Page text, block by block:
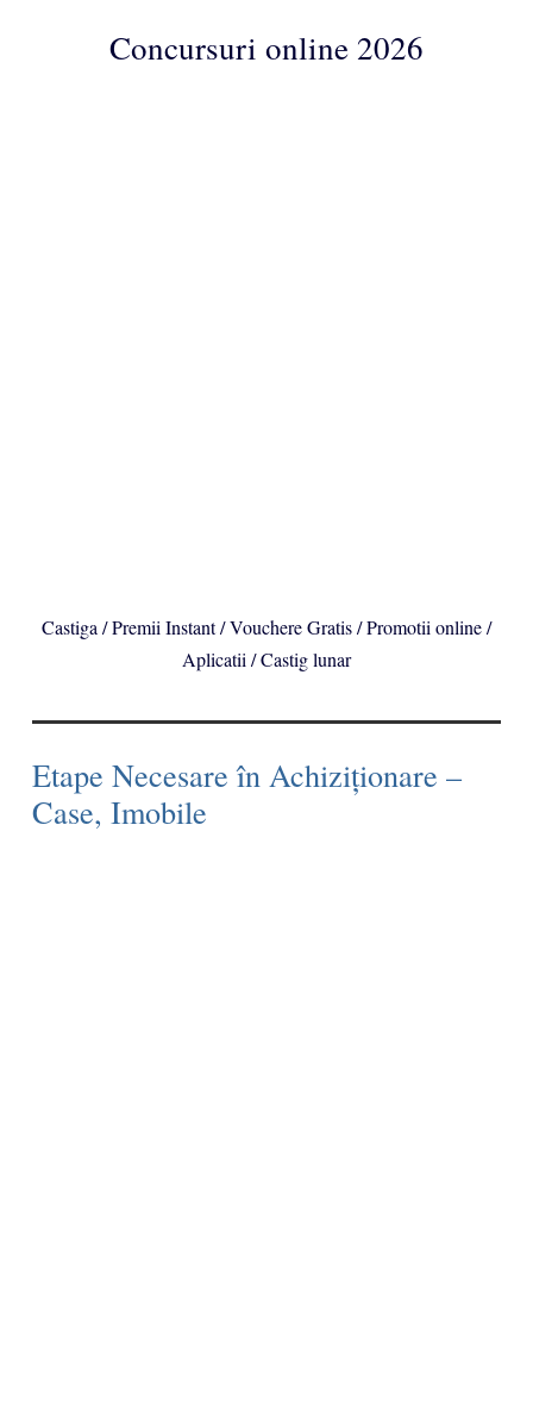
ConcursuriConcursuri online 2026
Castiga / Premii Instant / Vouchere Gratis / Promotii online /
Aplicatii / Castig lunar
Etape Necesare în Achiziționare –
Case, Imobile